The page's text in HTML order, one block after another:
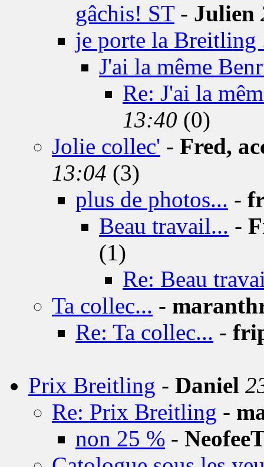
gâchis! ST- Julien
je porte la Breitling
J'ai la même
Re: J'ai la
13:40 (0)
Jolie collec' - Fred,
13:04 (3)
plus de photos... -
Beau travail... -
(1)
Re: Beau
Ta collec... -
Re: Ta collec... -
Prix Breitling - Daniel
Re: Prix Breitling -
non 25 % -